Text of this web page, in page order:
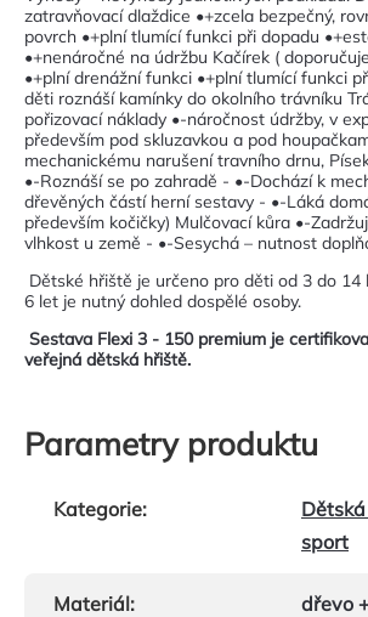
zatravňovací dlaždice •+zcela bezpečný,
povrch •+plní tlumící funkci při dopadu
•+nenáročné na údržbu Kačírek (
•+plní drenážní funkci •+plní tlumící funkci
děti roznáší kamínky do okolního trávníku
pořizovací náklady •-náročnost údržby, v
především pod skluzavkou a pod
mechanickému narušení travního drnu,
•-Roznáší se po zahradě - •-Dochází k
dřevěných částí herní sestavy - •-Láká
především kočičky) Mulčovací kůra •-
vlhkost u země - •-Sesychá – nutnost
Dětské hřiště je určeno pro děti od 3 do 14
6 let je nutný dohled dospělé osoby.
Sestava Flexi 3 - 150 premium je
veřejná dětská hřiště.
Parametry produktu
Kategorie:
sport
Materiál: dřevo